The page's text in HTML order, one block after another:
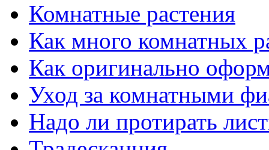
Комнатные растения
Как много комнатных
Как оригинально
Уход за комнатными
Надо ли протирать